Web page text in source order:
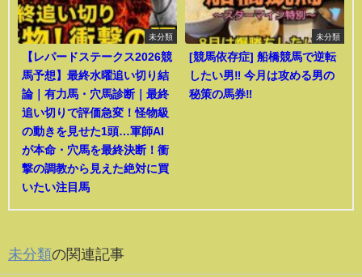
未分類
【レパードステークス2026競
馬予想】最終水曜追い切り結
論｜有力馬・穴馬診断｜最終
追い切りで評価急変！怪物級
の動きを見せた1頭…軍師AI
が本命・穴馬を最終決断！衝
撃の調教から見えた絶対に買
いたい注目馬
未分類
[競馬依存症] 船橋競馬で逆転
したい男‼️ 今月は攻める男の
秘策の馬券‼️
未分類の関連記事